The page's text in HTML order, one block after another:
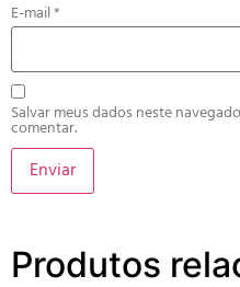
E-mail*
Salvar meus dados neste
comentar.
Produtos